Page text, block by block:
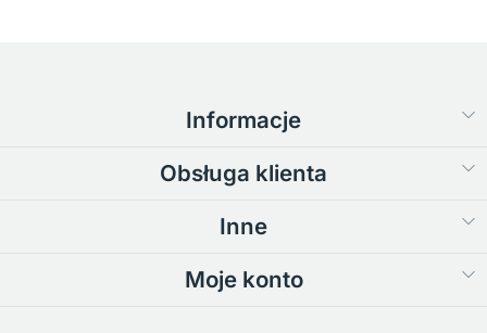
Informacje
Obsługa klienta
Inne
Moje konto